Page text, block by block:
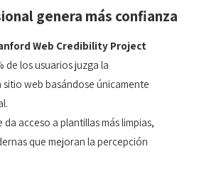
genera más confianza
Web Credibility Project
de los usuarios juzga la
sitio web basándose únicamente
da acceso a plantillas más limpias,
que mejoran la percepción